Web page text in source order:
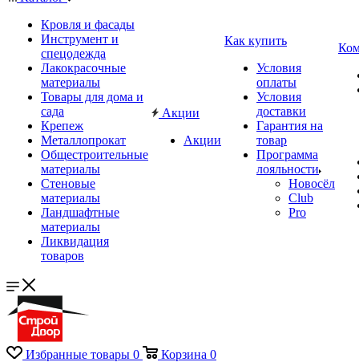
Кровля и фасады
Инструмент и
спецодежда
Лакокрасочные
материалы
Товары для дома и
сада
Крепеж
Металлопрокат
Общестроительные
материалы
Стеновые
материалы
Ландшафтные
материалы
Ликвидация
товаров
Акции
Акции
Как купить
Условия
оплаты
Условия
доставки
Гарантия на
товар
Программа
лояльности
Новосёл
Club
Pro
Избранные товары 0 Корзина 0